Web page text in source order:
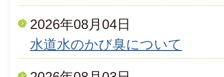
2026年08月04日
水道水のかび臭について